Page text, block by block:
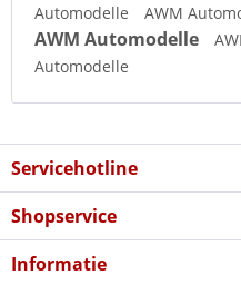
Automodelle
AWM
AWM Automodelle
Automodelle
Servicehotline
Shopservice
Informatie